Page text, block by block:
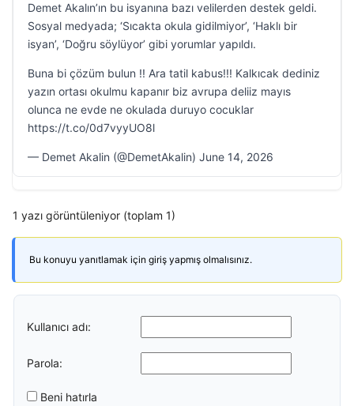
Demet Akalın’ın bu isyanına bazı velilerden destek geldi.
Sosyal medyada; ‘Sıcakta okula gidilmiyor’, ‘Haklı bir
isyan’, ‘Doğru söylüyor’ gibi yorumlar yapıldı.
Buna bi çözüm bulun !! Ara tatil kabus!!! Kalkıcak dediniz
yazın ortası okulmu kapanır biz avrupa deliiz mayıs
olunca ne evde ne okulada duruyo cocuklar
https://t.co/0d7vyyUO8l
— Demet Akalin (@DemetAkalin) June 14, 2026
1 yazı görüntüleniyor (toplam 1)
Bu konuyu yanıtlamak için giriş yapmış olmalısınız.
Kullanıcı adı:
Parola:
Beni hatırla